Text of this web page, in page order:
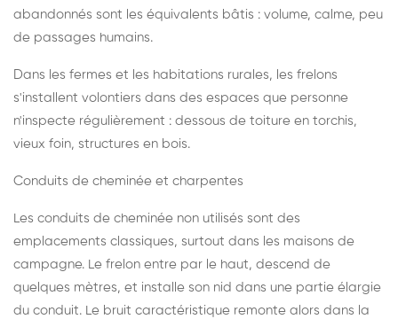
abandonnés sont les équivalents bâtis : volume, calme, peu
de passages humains.
Dans les fermes et les habitations rurales, les frelons
s'installent volontiers dans des espaces que personne
n'inspecte régulièrement : dessous de toiture en torchis,
vieux foin, structures en bois.
Conduits de cheminée et charpentes
Les conduits de cheminée non utilisés sont des
emplacements classiques, surtout dans les maisons de
campagne. Le frelon entre par le haut, descend de
quelques mètres, et installe son nid dans une partie élargie
du conduit. Le bruit caractéristique remonte alors dans la